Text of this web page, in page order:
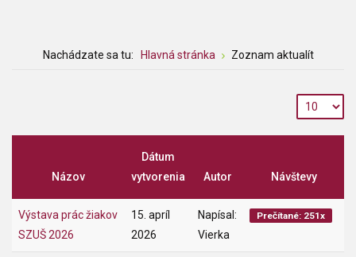
Nachádzate sa tu: Hlavná stránka Zoznam aktualít
Názov
Dátum
vytvorenia
Autor Návštevy
Výstava prác žiakov
SZUŠ 2026
15. apríl
2026
Napísal:
Vierka
Prečítané: 251x